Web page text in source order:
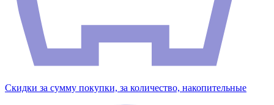
Скидки за сумму покупки, за количество, накопительные